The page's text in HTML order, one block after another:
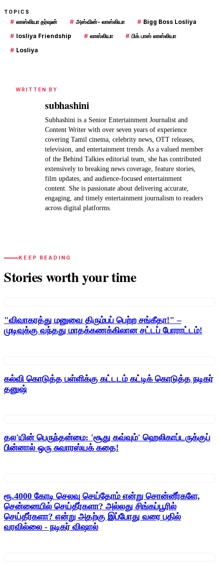
TOPICS
# லாஸ்லியா தர்ஷன் # அஸ்வின்- லாஸ்லியா # Bigg Boss Losliya
# losliya Friendship # லாஸ்லியா # பிக் பாஸ் லாஸ்லியா
# Losliya
WRITTEN BY
subhashini
Subhashini is a Senior Entertainment Journalist and
Content Writer with over seven years of experience
covering Tamil cinema, celebrity news, OTT releases,
television, and entertainment trends. As a valued member
of the Behind Talkies editorial team, she has contributed
extensively to breaking news coverage, feature stories,
film updates, and audience-focused entertainment
content. She is passionate about delivering accurate,
engaging, and timely entertainment journalism to readers
across digital platforms.
KEEP READING
Stories worth your time
"விவாகரத்து மனுவை திரும்பப் பெற்ற சங்கீதா!" –
முடிவுக்கு வந்தது மாதக்கணக்கிலான சட்டப் போராட்டம்!
கல்வி கொடுத்த பள்ளிக்கு கட்டடம் கட்டிக் கொடுத்த நடிகர்
தனுஷ்
தல'யின் பெருந்தன்மை: 'சூது கவ்வும்' ஹெலிகாப்டருக்குப்
பின்னால் ஒரு சுவாரஸ்யக் கதை!
ரூ.4000 கோடி செலவு செய்தோம் என்று சொன்னீர்களே,
சென்னையில் செய்தீர்களா? அல்லது சிங்கப்பூரில்
செய்தீர்களா? என்று அதற்கு இப்போது வரை பதில்
வரவில்லை - நடிகர் விஷால்